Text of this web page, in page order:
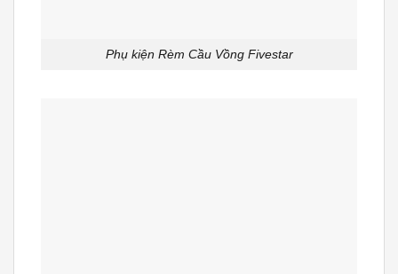
Phụ kiện Rèm Cầu Vồng Fivestar